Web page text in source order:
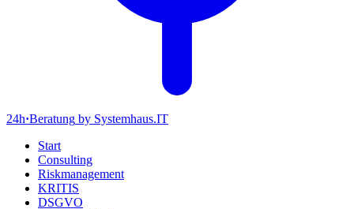
24h·Beratung by Systemhaus.IT
Start
Consulting
Riskmanagement
KRITIS
DSGVO